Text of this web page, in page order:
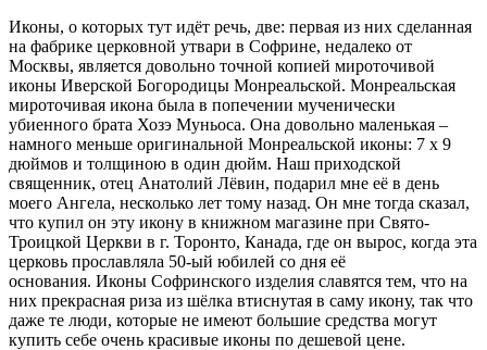
Иконы, о которых тут идёт речь, две: первая из них сделанная
на фабрике церковной утвари в Софрине, недалеко от
Москвы, является довольно точной копией мироточивой
иконы Иверской Богородицы Монреальской. Монреальская
мироточивая икона была в попечении мученически
убиенного брата Хозэ Муньоса. Она довольно маленькая –
намного меньше оригинальной Монреальской иконы: 7 х 9
дюймов и толщиною в один дюйм. Наш приходской
священник, отец Анатолий Лёвин, подарил мне её в день
моего Ангела, несколько лет тому назад. Он мне тогда сказал,
что купил он эту икону в книжном магазине при Свято-
Троицкой Церкви в г. Торонто, Канада, где он вырос, когда эта
церковь прославляла 50-ый юбилей со дня её
основания. Иконы Софринского изделия славятся тем, что на
них прекрасная риза из шёлка втиснутая в саму икону, так что
даже те люди, которые не имеют большие средства могут
купить себе очень красивые иконы по дешевой цене.